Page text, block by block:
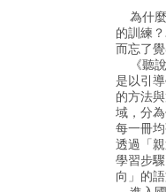
為什麼
的訓練
而忘了
《聽說
是以引
的方法
域，分
每一冊
透過「
學習步
向」的語